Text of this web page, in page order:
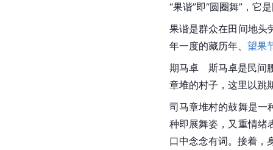
“果谐”即“圆圈舞”，它
果谐是群众在田间地头
年一度的藏历年、 望果
期马卓　斯马卓是民间
章堆的村子，这里以跳
司马章堆村的鼓舞是一
种即展舞姿，又重情绪
口中念念有词。接着，